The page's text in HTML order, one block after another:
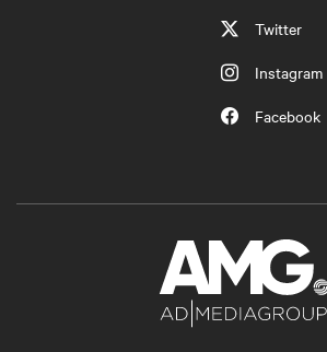
Twitter
Instagram
Facebook